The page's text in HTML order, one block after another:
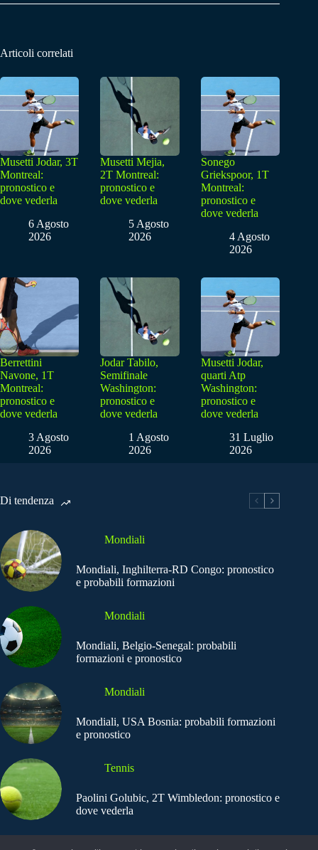
Articoli correlati
Musetti Jodar, 3T
Montreal:
pronostico e
dove vederla
6 Agosto
2026
Musetti Mejia,
2T Montreal:
pronostico e
dove vederla
5 Agosto
2026
Sonego
Griekspoor, 1T
Montreal:
pronostico e
dove vederla
4 Agosto
2026
Berrettini
Navone, 1T
Montreal:
pronostico e
dove vederla
3 Agosto
2026
Jodar Tabilo,
Semifinale
Washington:
pronostico e
dove vederla
1 Agosto
2026
Musetti Jodar,
quarti Atp
Washington:
pronostico e
dove vederla
31 Luglio
2026
Di tendenza
Mondiali
Mondiali, Inghilterra-RD Congo: pronostico
e probabili formazioni
Mondiali
Mondiali, Belgio-Senegal: probabili
formazioni e pronostico
Mondiali
Mondiali, USA Bosnia: probabili formazioni
e pronostico
Tennis
Paolini Golubic, 2T Wimbledon: pronostico e
dove vederla